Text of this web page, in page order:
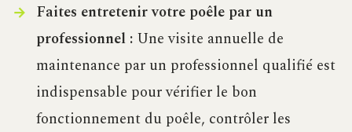
Faites entretenir votre poêle par un
professionnel :Une visite annuelle de
maintenance par un professionnel qualifié est
indispensable pour vérifier le bon
fonctionnement du poêle, contrôler les